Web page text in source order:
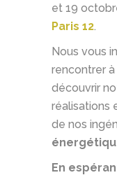
et 19
Paris 12.
Nous vous
rencontrer
découvrir
réalisations
de nos
En